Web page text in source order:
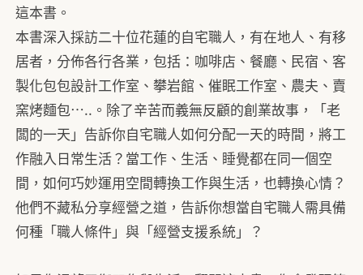
這本書。
本書深入採訪二十位花蓮的自宅職人，有在地人、有移
居者，分佈各行各業，包括：咖啡店、餐廳、民宿、客
製化包包設計工作室、攀岩館、催眠工作室、農夫、賣
窯烤麵包…..。除了辛苦而義無反顧的創業故事，「老
闆的一天」告訴你自宅職人如何分配一天的時間，將工
作融入日常生活？當工作、生活、睡覺都在同一個空
間，如何巧妙運用空間轉換工作與生活，也轉換心情？
他們不藏私分享經營之道，告訴你想當自宅職人需具備
何種「職人條件」與「經營支援系統」？